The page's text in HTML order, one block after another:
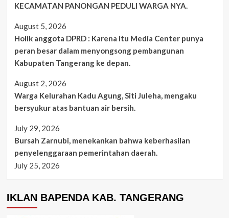
KECAMATAN PANONGAN PEDULI WARGA NYA.
August 5, 2026
Holik anggota DPRD : Karena itu Media Center punya
peran besar dalam menyongsong pembangunan
Kabupaten Tangerang ke depan.
August 2, 2026
Warga Kelurahan Kadu Agung, Siti Juleha, mengaku
bersyukur atas bantuan air bersih.
July 29, 2026
Bursah Zarnubi, menekankan bahwa keberhasilan
penyelenggaraan pemerintahan daerah.
July 25, 2026
IKLAN BAPENDA KAB. TANGERANG